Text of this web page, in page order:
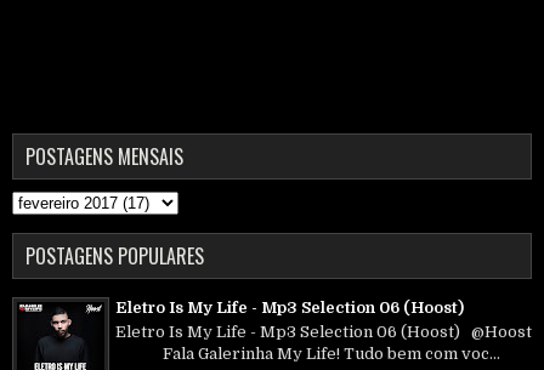
POSTAGENS MENSAIS
POSTAGENS POPULARES
Eletro Is My Life - Mp3 Selection 06 (Hoost)
Eletro Is My Life - Mp3 Selection 06 (Hoost) @Hoost
Fala Galerinha My Life! Tudo bem com voc...